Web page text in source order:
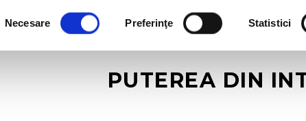
consimțământului
Necesare Preferinţe Statistici
PUTEREA DIN